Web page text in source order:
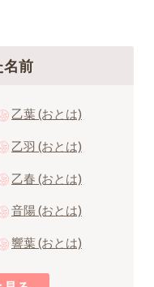
名前
乙葉 (おとは)
乙羽 (おとは)
乙春 (おとは)
音陽 (おとは)
響葉 (おとは)